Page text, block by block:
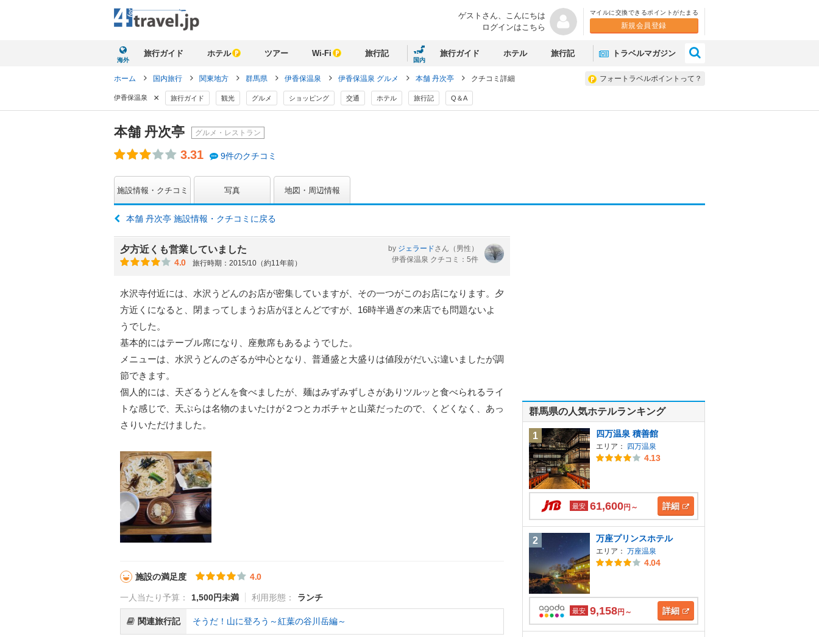
ゲストさん、 こんにちは
ログインはこちら
マイルに交換できるポイントがたまる
新規会員登録
海外
旅行ガイド ホテル ツアー Wi-Fi 旅行記
国内
旅行ガイド ホテル 旅行記 トラベルマガジン
フォートラベルポイントって？
ホーム 国内旅行 関東地方 群馬県 伊香保温泉 伊香保温泉 グルメ 本舗 丹次亭 クチコミ詳細
伊香保温泉 × 旅行ガイド 観光 グルメ ショッピング 交通 ホテル 旅行記 Q＆A
本舗 丹次亭 グルメ・レストラン
3.31 9件のクチコミ
施設情報・クチコミ 写真 地図・周辺情報
本舗 丹次亭 施設情報・クチコミに戻る
夕方近くも営業していました
4.0 旅行時期：2015/10（約11年前）
by ジェラードさん （男性）
伊香保温泉 クチコミ：5件
水沢寺付近には、水沢うどんのお店が密集していますが、その一つがこのお店になります。夕
方近くになると、閉まってしまうお店がほとんどですが、16時半過ぎの来店でも問題ないよ
うでした。
基本的にはテーブル席になり、座敷席もあるようでした。
メニューは、水沢うどんのざるが中心となり、普通盛と大盛りは値段がだいぶ違いましたが調
節できます。
個人的には、天ざるうどんを食べましたが、麺はみずみずしさがありツルッと食べられるライ
トな感じで、天ぷらは名物のまいたけが２つとカボチャと山菜だったので、くどくなく、あっ
さりいただけました。
施設の満足度 4.0
一人当たり予算： 1,500円未満 利用形態： ランチ
関連旅行記 そうだ！山に登ろう～紅葉の谷川岳編～
群馬県の人気ホテルランキング
1 四万温泉 積善館
エリア： 四万温泉
4.13
最安 61,600円～ 詳細
2 万座プリンスホテル
エリア： 万座温泉
4.04
最安 9,158円～ 詳細